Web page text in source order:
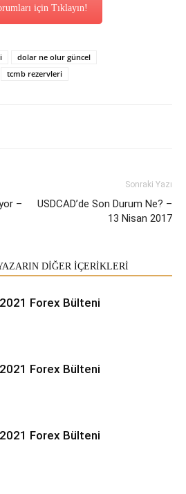
için Tıklayın!
dolar ne olur güncel
tcmb rezervleri
–
Sonraki Yazı
USDCAD’de Son Durum Ne? –
13 Nisan 2017
DİĞER İÇERİKLERİ
Forex Bülteni
Forex Bülteni
Forex Bülteni